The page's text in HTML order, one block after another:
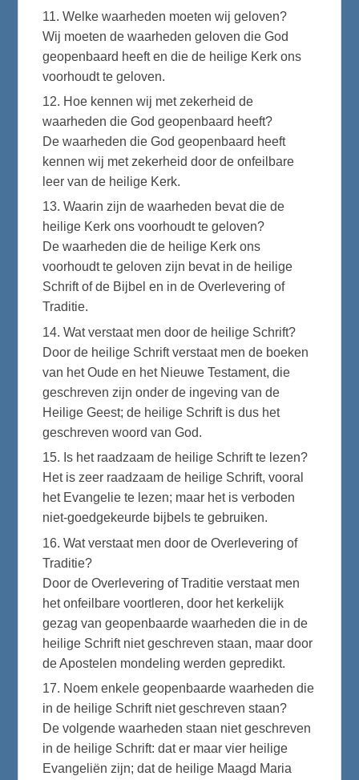
11. Welke waarheden moeten wij geloven?
Wij moeten de waarheden geloven die God
geopenbaard heeft en die de heilige Kerk ons
voorhoudt te geloven.
12. Hoe kennen wij met zekerheid de
waarheden die God geopenbaard heeft?
De waarheden die God geopenbaard heeft
kennen wij met zekerheid door de onfeilbare
leer van de heilige Kerk.
13. Waarin zijn de waarheden bevat die de
heilige Kerk ons voorhoudt te geloven?
De waarheden die de heilige Kerk ons
voorhoudt te geloven zijn bevat in de heilige
Schrift of de Bijbel en in de Overlevering of
Traditie.
14. Wat verstaat men door de heilige Schrift?
Door de heilige Schrift verstaat men de boeken
van het Oude en het Nieuwe Testament, die
geschreven zijn onder de ingeving van de
Heilige Geest; de heilige Schrift is dus het
geschreven woord van God.
15. Is het raadzaam de heilige Schrift te lezen?
Het is zeer raadzaam de heilige Schrift, vooral
het Evangelie te lezen; maar het is verboden
niet-goedgekeurde bijbels te gebruiken.
16. Wat verstaat men door de Overlevering of
Traditie?
Door de Overlevering of Traditie verstaat men
het onfeilbare voortleren, door het kerkelijk
gezag van geopenbaarde waarheden die in de
heilige Schrift niet geschreven staan, maar door
de Apostelen mondeling werden gepredikt.
17. Noem enkele geopenbaarde waarheden die
in de heilige Schrift niet geschreven staan?
De volgende waarheden staan niet geschreven
in de heilige Schrift: dat er maar vier heilige
Evangeliën zijn; dat de heilige Maagd Maria